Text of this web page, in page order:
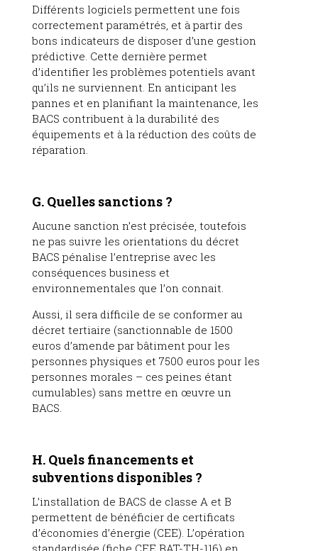
Différents logiciels permettent une fois
correctement paramétrés, et à partir des
bons indicateurs de disposer d’une gestion
prédictive. Cette dernière permet
d’identifier les problèmes potentiels avant
qu’ils ne surviennent. En anticipant les
pannes et en planifiant la maintenance, les
BACS contribuent à la durabilité des
équipements et à la réduction des coûts de
réparation
G. Quelles sanctions ?
Aucune sanction n’est précisée, toutefois
ne pas suivre les orientations du décret
BACS pénalise l’entreprise avec les
conséquences business et
environnementales que l’on connait.
Aussi, il sera difficile de se conformer au
décret tertiaire (sanctionnable de 1500
euros d’amende par bâtiment pour les
personnes physiques et 7500 euros pour les
personnes morales – ces peines étant
cumulables) sans mettre en œuvre un
BACS.
H. Quels financements et
subventions disponibles ?
L’installation de BACS de classe A et B
permettent de bénéficier de certificats
d’économies d’énergie (CEE). L’opération
standardisée (fiche CEE BAT-TH-116) en